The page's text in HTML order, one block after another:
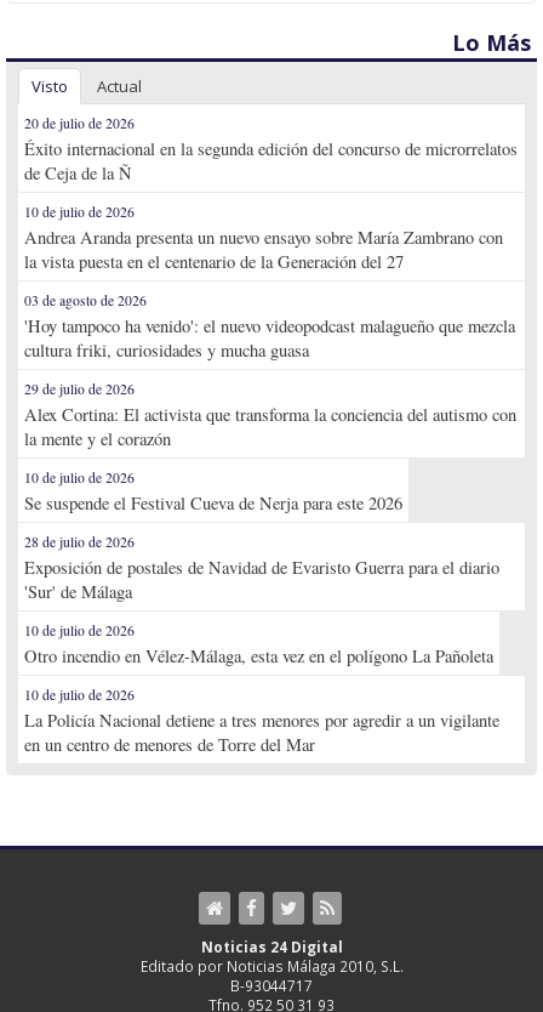
Lo Más
Visto Actual
20 de julio de 2026
Éxito internacional en la segunda edición del concurso de microrrelatos
de Ceja de la Ñ
10 de julio de 2026
Andrea Aranda presenta un nuevo ensayo sobre María Zambrano con
la vista puesta en el centenario de la Generación del 27
03 de agosto de 2026
'Hoy tampoco ha venido': el nuevo videopodcast malagueño que mezcla
cultura friki, curiosidades y mucha guasa
29 de julio de 2026
Alex Cortina: El activista que transforma la conciencia del autismo con
la mente y el corazón
10 de julio de 2026
Se suspende el Festival Cueva de Nerja para este 2026
28 de julio de 2026
Exposición de postales de Navidad de Evaristo Guerra para el diario
'Sur' de Málaga
10 de julio de 2026
Otro incendio en Vélez-Málaga, esta vez en el polígono La Pañoleta
10 de julio de 2026
La Policía Nacional detiene a tres menores por agredir a un vigilante
en un centro de menores de Torre del Mar
Noticias 24 Digital
Editado por Noticias Málaga 2010, S.L.
B-93044717
Tfno. 952 50 31 93